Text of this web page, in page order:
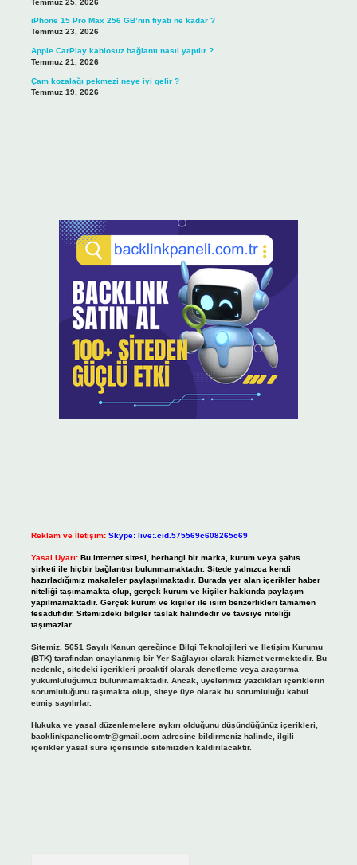
Temmuz 25, 2026
iPhone 15 Pro Max 256 GB’nin fiyatı ne kadar ?
Temmuz 23, 2026
Apple CarPlay kablosuz bağlantı nasıl yapılır ?
Temmuz 21, 2026
Çam kozalağı pekmezi neye iyi gelir ?
Temmuz 19, 2026
Reklam ve İletişim: Skype: live:.cid.575569c608265c69
Yasal Uyarı: Bu internet sitesi, herhangi bir marka, kurum veya şahıs
şirketi ile hiçbir bağlantısı bulunmamaktadır. Sitede yalnızca kendi
hazırladığımız makaleler paylaşılmaktadır. Burada yer alan içerikler haber
niteliği taşımamakta olup, gerçek kurum ve kişiler hakkında paylaşım
yapılmamaktadır. Gerçek kurum ve kişiler ile isim benzerlikleri tamamen
tesadüfidir. Sitemizdeki bilgiler taslak halindedir ve tavsiye niteliği
taşımazlar.
Sitemiz, 5651 Sayılı Kanun gereğince Bilgi Teknolojileri ve İletişim Kurumu
(BTK) tarafından onaylanmış bir Yer Sağlayıcı olarak hizmet vermektedir. Bu
nedenle, sitedeki içerikleri proaktif olarak denetleme veya araştırma
yükümlülüğümüz bulunmamaktadır. Ancak, üyelerimiz yazdıkları içeriklerin
sorumluluğunu taşımakta olup, siteye üye olarak bu sorumluluğu kabul
etmiş sayılırlar.
Hukuka ve yasal düzenlemelere aykırı olduğunu düşündüğünüz içerikleri,
backlinkpanelicomtr@gmail.comadresine bildirmeniz halinde, ilgili
içerikler yasal süre içerisinde sitemizden kaldırılacaktır.